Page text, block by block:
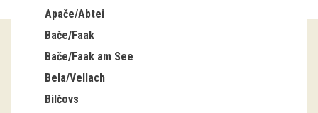
Virtualni sprehodi
Razstavni projekti
Napovednik
Arhiv razstav
Apače/Abtei
Bače/Faak
Bače/Faak am See
Bela/Vellach
Bilčovs